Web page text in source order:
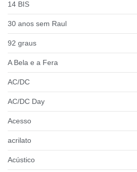
14 BIS
30 anos sem Raul
92 graus
A Bela e a Fera
AC/DC
AC/DC Day
Acesso
acrilato
Acústico